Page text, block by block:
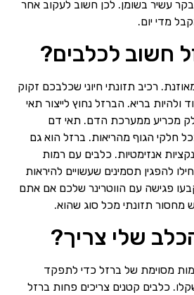
עשיר בשומן. לכן חשוב לעקוב אחר
מדי יום.
חשוב לכלבים?
רכיב תזונתי חיוני שכלבכם זקוק
ולהיות בריא. הברזל נחוץ לייצור תאי
מכריע ממערכת הדם. תאי דם
חלקי הגוף מהריאות. ברזל הוא גם
אנזימטיות. כלבים עם רמות
להפגין תסמינים שעשויים להיראות
פגישה עם הווטרינר שלכם אם אתם
מחסור תזונתי מכל סוג שהוא.
שלי צריך?
מסוימת של ברזל כדי לתפקד
כלבים קטנים צריכים פחות ברזל